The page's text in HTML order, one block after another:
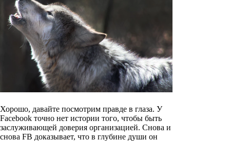
Хорошо, давайте посмотрим правде в глаза. У
Facebook точно нет истории того, чтобы быть
заслуживающей доверия организацией. Снова и
снова FB доказывает, что в глубине души он